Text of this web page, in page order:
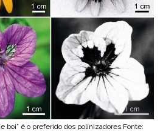
boi” é o preferido dos polinizadores.Fonte: